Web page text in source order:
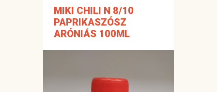
MIKI CHILI N 8/10
PAPRIKASZÓSZ
ARÓNIÁS 100ML